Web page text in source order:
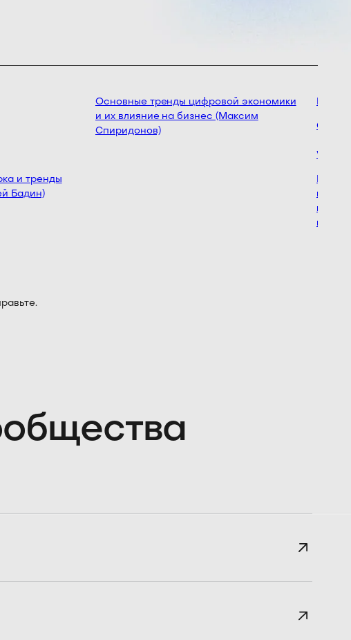
и тренды
Бадин)
Основные тренды цифровой экономики
и их влияние на бизнес (Максим
Спиридонов)
Chief
Ventra
время